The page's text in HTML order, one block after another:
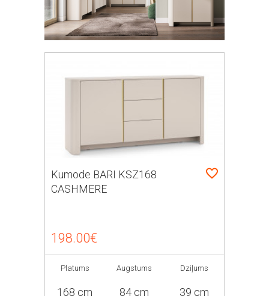
Kumode BARI KSZ168
CASHMERE
198.00€
Platums
168 cm
Augstums
84 cm
Dziļums
39 cm